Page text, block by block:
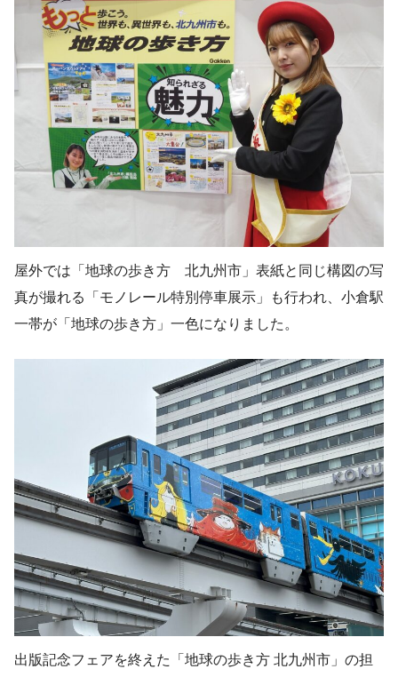
屋外では「地球の歩き方 北九州市」表紙と同じ構図の写
真が撮れる「モノレール特別停⾞展⽰」も行われ、小倉駅
一帯が「地球の歩き方」一色になりました。
出版記念フェアを終えた「地球の歩き⽅ 北九州市」の担